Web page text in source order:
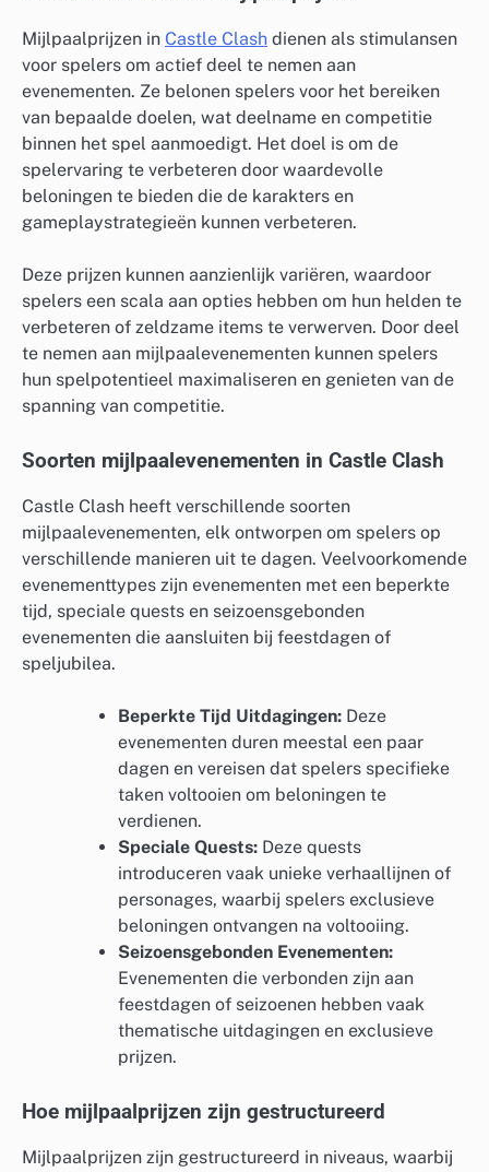
Mijlpaalprijzen in Castle Clash dienen als stimulansen
voor spelers om actief deel te nemen aan
evenementen. Ze belonen spelers voor het bereiken
van bepaalde doelen, wat deelname en competitie
binnen het spel aanmoedigt. Het doel is om de
spelervaring te verbeteren door waardevolle
beloningen te bieden die de karakters en
gameplaystrategieën kunnen verbeteren.
Deze prijzen kunnen aanzienlijk variëren, waardoor
spelers een scala aan opties hebben om hun helden te
verbeteren of zeldzame items te verwerven. Door deel
te nemen aan mijlpaalevenementen kunnen spelers
hun spelpotentieel maximaliseren en genieten van de
spanning van competitie.
Soorten mijlpaalevenementen in Castle Clash
Castle Clash heeft verschillende soorten
mijlpaalevenementen, elk ontworpen om spelers op
verschillende manieren uit te dagen. Veelvoorkomende
evenementtypes zijn evenementen met een beperkte
tijd, speciale quests en seizoensgebonden
evenementen die aansluiten bij feestdagen of
speljubilea.
Beperkte Tijd Uitdagingen: Deze
evenementen duren meestal een paar
dagen en vereisen dat spelers specifieke
taken voltooien om beloningen te
verdienen.
Speciale Quests: Deze quests
introduceren vaak unieke verhaallijnen of
personages, waarbij spelers exclusieve
beloningen ontvangen na voltooiing.
Seizoensgebonden Evenementen:
Evenementen die verbonden zijn aan
feestdagen of seizoenen hebben vaak
thematische uitdagingen en exclusieve
prijzen.
Hoe mijlpaalprijzen zijn gestructureerd
Mijlpaalprijzen zijn gestructureerd in niveaus, waarbij